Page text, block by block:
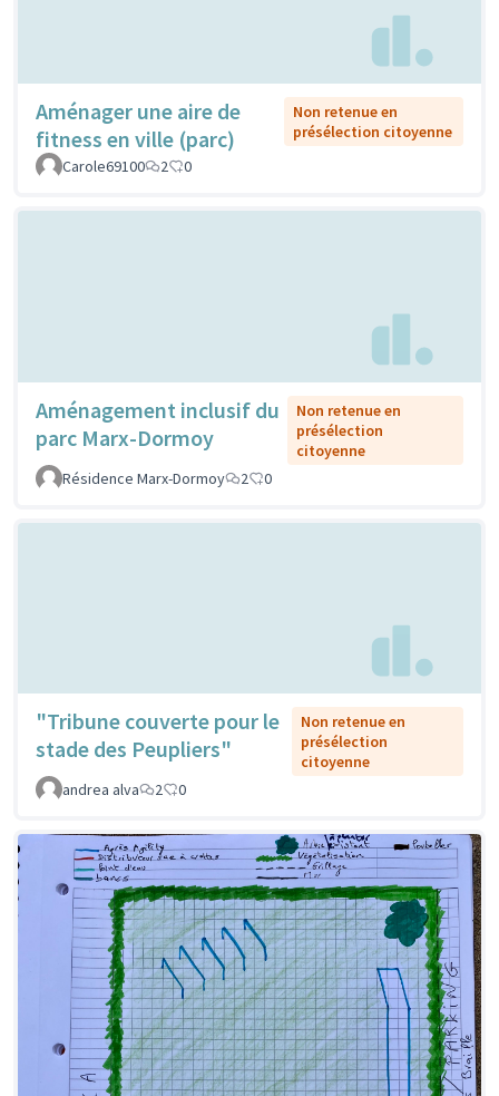
Aménager une aire de
fitness en ville (parc)
Non retenue en
présélection citoyenne
Carole69100
2 0
Aménagement inclusif du
parc Marx-Dormoy
Non retenue en
présélection
citoyenne
Résidence Marx-Dormoy
2 0
"Tribune couverte pour le
stade des Peupliers"
Non retenue en
présélection
citoyenne
andrea alva
2 0